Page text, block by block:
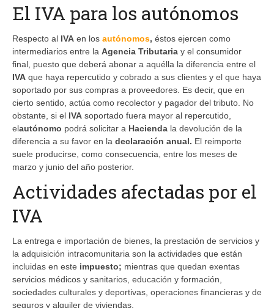
El IVA para los autónomos
Respecto al IVA en los autónomos, éstos ejercen como
intermediarios entre la Agencia Tributaria y el consumidor
final, puesto que deberá abonar a aquélla la diferencia entre el
IVA que haya repercutido y cobrado a sus clientes y el que haya
soportado por sus compras a proveedores. Es decir, que en
cierto sentido, actúa como recolector y pagador del tributo. No
obstante, si el IVA soportado fuera mayor al repercutido,
elautónomo podrá solicitar a Hacienda la devolución de la
diferencia a su favor en la declaración anual. El reimporte
suele producirse, como consecuencia, entre los meses de
marzo y junio del año posterior.
Actividades afectadas por el
IVA
La entrega e importación de bienes, la prestación de servicios y
la adquisición intracomunitaria son la actividades que están
incluidas en este impuesto; mientras que quedan exentas
servicios médicos y sanitarios, educación y formación,
sociedades culturales y deportivas, operaciones financieras y de
seguros y alquiler de viviendas.